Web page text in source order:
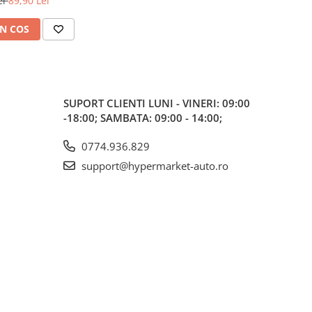
COS
SUPORT CLIENTI LUNI - VINERI: 09:00
-18:00; SAMBATA: 09:00 - 14:00;
0774.936.829
support@hypermarket-auto.ro